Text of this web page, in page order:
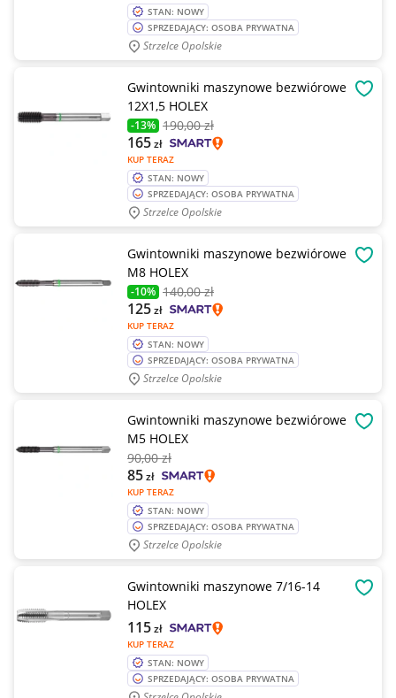
STAN: NOWY
SPRZEDAJĄCY: OSOBA PRYWATNA
Strzelce Opolskie
Gwintowniki maszynowe bezwiórowe
12X1,5 HOLEX
-13% 190,00 zł
KUP TERAZ
165zł
STAN: NOWY
SPRZEDAJĄCY: OSOBA PRYWATNA
Strzelce Opolskie
Gwintowniki maszynowe bezwiórowe
M8 HOLEX
-10% 140,00 zł
KUP TERAZ
125zł
STAN: NOWY
SPRZEDAJĄCY: OSOBA PRYWATNA
Strzelce Opolskie
Gwintowniki maszynowe bezwiórowe
M5 HOLEX
90,00 zł
KUP TERAZ
85zł
STAN: NOWY
SPRZEDAJĄCY: OSOBA PRYWATNA
Strzelce Opolskie
Gwintowniki maszynowe 7/16-14
HOLEX
KUP TERAZ
115zł
STAN: NOWY
SPRZEDAJĄCY: OSOBA PRYWATNA